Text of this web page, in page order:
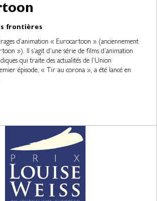
frontières
d’animation « Eurocartoon » (anciennement
»). Il s’agit d’une série de films d’animation
qui traite des actualités de l’Union
épisode, « Tir au corona », a été lancé en